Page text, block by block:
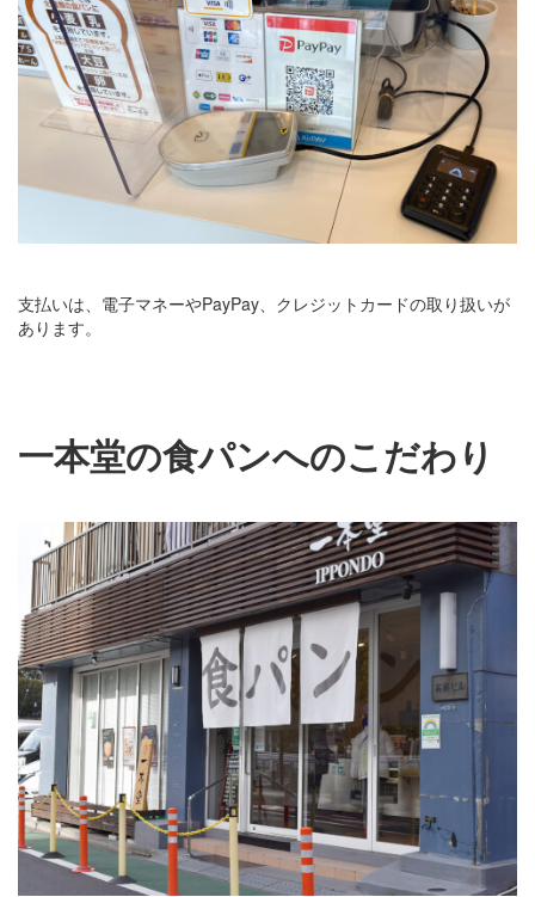
支払いは、電子マネーやPayPay、クレジットカードの取り扱いが
あります。
一本堂の食パンへのこだわり